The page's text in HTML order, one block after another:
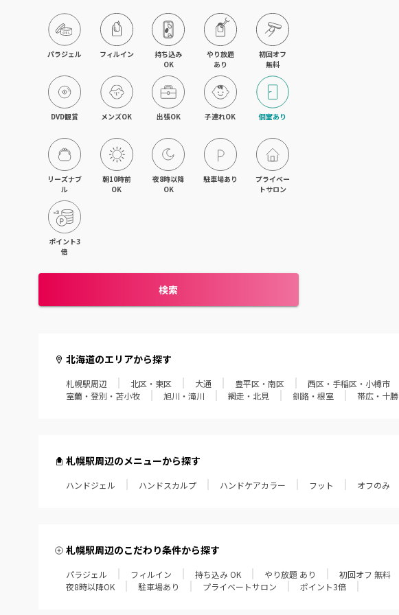
旭川・滝川
網走・北見
釧路・根室
帯広・十勝
北海道その他
パラジェル フィルイン
持ち込み
OK
やり放題
あり
初回オフ
無料
DVD観賞 メンズOK 出張OK 子連れOK 個室あり
リーズナブ
ル
朝10時前
OK
夜8時以降
OK
駐車場あり
プライベー
トサロン
ポイント3
倍
検索
北海道のエリアから探す
札幌駅周辺 北区・東区 大通 豊平区・南区 西区・手稲区・小樽市
室蘭・登別・苫小牧
旭川・滝川 網走・北見 釧路・根室 帯広・十勝
札幌駅周辺のメニューから探す
ハンドジェル ハンドスカルプ ハンドケアカラー フット オフのみ
札幌駅周辺のこだわり条件から探す
パラジェル フィルイン 持ち込み OK やり放題 あり 初回オフ 無料
夜8時以降OK
駐車場あり プライベートサロン ポイント3倍